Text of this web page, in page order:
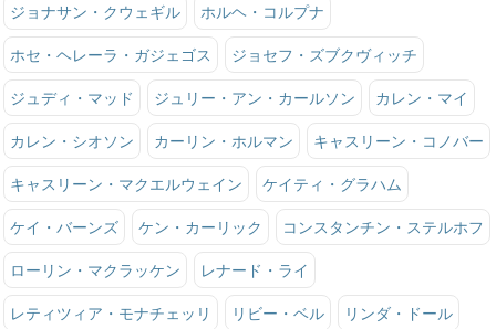
ジョナサン・クウェギル ホルヘ・コルプナ
ホセ・ヘレーラ・ガジェゴス ジョセフ・ズブクヴィッチ
ジュディ・マッド ジュリー・アン・カールソン カレン・マイ
カレン・シオソン カーリン・ホルマン キャスリーン・コノバー
キャスリーン・マクエルウェイン ケイティ・グラハム
ケイ・バーンズ ケン・カーリック コンスタンチン・ステルホフ
ローリン・マクラッケン レナード・ライ
レティツィア・モナチェッリ リビー・ベル リンダ・ドール